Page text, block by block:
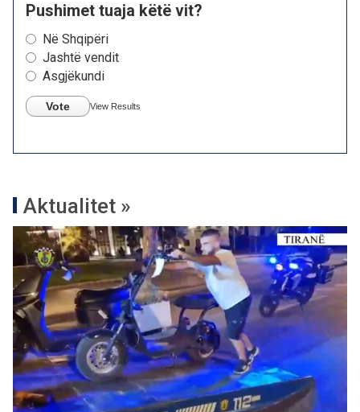
Pushimet tuaja këtë vit?
Në Shqipëri
Jashtë vendit
Asgjëkundi
Vote View Results
Aktualitet »